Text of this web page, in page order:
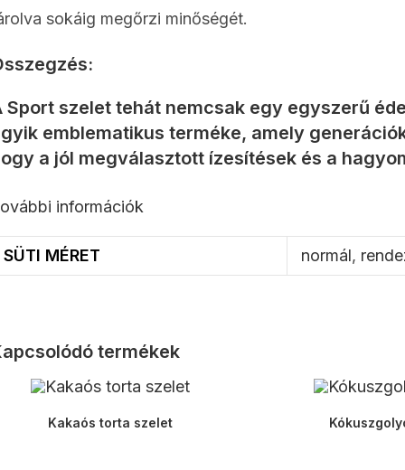
sokáig megőrzi minőségét.
Sport szelet tehát nemcsak egy egyszerű
emblematikus terméke, amely
a jól megválasztott ízesítések és a
információk
SÜTI MÉRET normál,
termékek
Kakaós torta szelet